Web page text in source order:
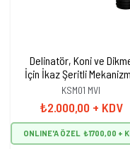
Delinatör, Koni ve
İçin İkaz Şeritli
KSM01 MVI
₺2.000,00 + KDV
ONLINE'A ÖZEL ₺1700,00